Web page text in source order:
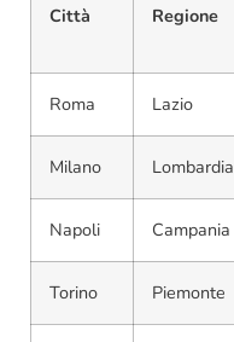
Città Regione
Roma Lazio
Milano Lombardia
Napoli Campania
Torino Piemonte